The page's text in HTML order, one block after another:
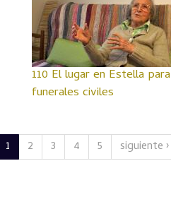
110 El lugar en Estella para
funerales civiles
1 2 3 4 5 siguiente ›